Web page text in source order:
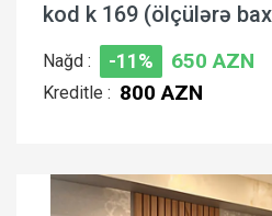
kod k 169 (ölçülərə
Nağd : -11% 650 AZN
Kreditle : 800 AZN